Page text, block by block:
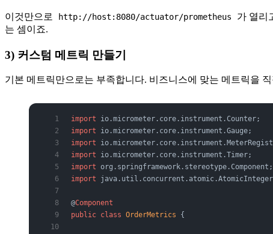
이것만으로 http://host:8080/actuator/prometheus 가 열리
는 셈이죠.
3) 커스텀 메트릭 만들기
기본 메트릭만으로는 부족합니다. 비즈니스에 맞는 메트릭을
import io.micrometer.core.instrument.Counter;
import io.micrometer.core.instrument.Gauge;
import
import io.micrometer.core.instrument.Timer;
import org.springframework.stereotype.Component;
import
@Component
public class OrderMetrics {